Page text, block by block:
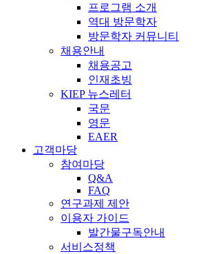
프로그램 소개
역대 방문학자
방문학자 커뮤니티
채용안내
채용공고
인재초빙
KIEP 뉴스레터
국문
영문
EAER
고객마당
참여마당
Q&A
FAQ
연구과제 제안
이용자 가이드
발간물구독안내
서비스정책